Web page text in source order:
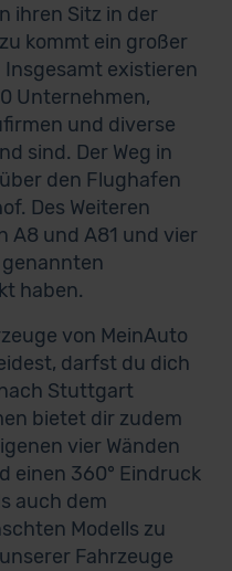
ihren Sitz in der
kommt ein großer
existieren
Unternehmen,
und diverse
sind. Der Weg in
den Flughafen
Des Weiteren
A8 und A81 und vier
haben.
von MeinAuto
darfst du dich
Stuttgart
bietet dir zudem
vier Wänden
einen 360° Eindruck
auch dem
Modells zu
Fahrzeuge